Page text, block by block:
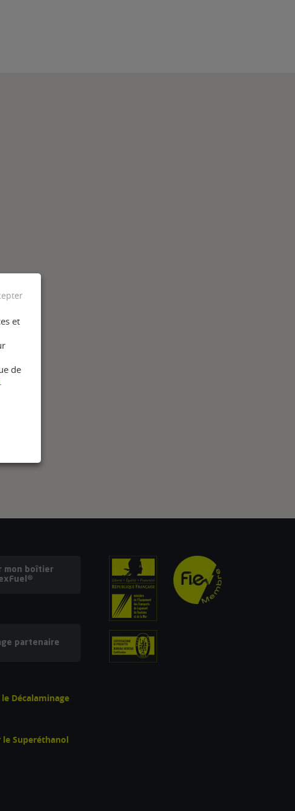
mon boîtier
partenaire
Décalaminage
Superéthanol
et
de
.